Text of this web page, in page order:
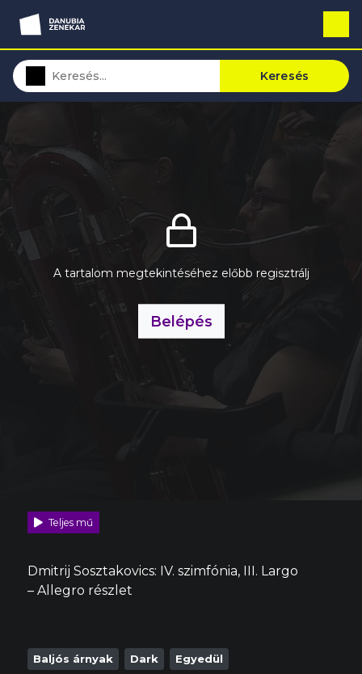
Keresés
A tartalom megtekintéséhez előbb regisztrálj
Belépés
Teljes mű
Dmitrij Sosztakovics: IV. szimfónia, III. Largo
– Allegro részlet
Baljós árnyak Dark Egyedül